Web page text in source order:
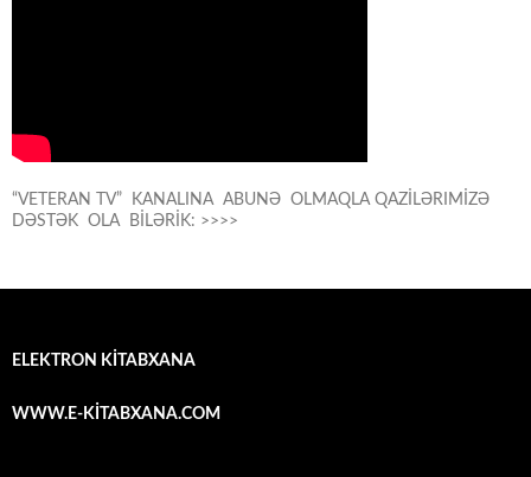
“VETERAN TV” KANALINA ABUNƏ OLMAQLA QAZİLƏRIMİZƏ
DƏSTƏK OLA BİLƏRİK: >>>>
ELEKTRON KİTABXANA
WWW.E-KİTABXANA.COM